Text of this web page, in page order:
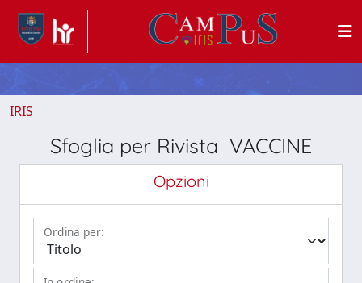
IRIS
Sfoglia per Rivista VACCINE
Opzioni
Ordina per: